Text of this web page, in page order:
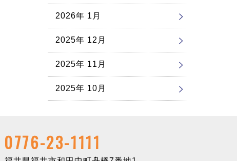
2026年 1月
2025年 12月
2025年 11月
2025年 10月
0776-23-1111